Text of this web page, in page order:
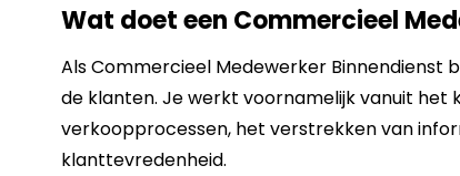
Wat doet een Commercieel
Als Commercieel Medewerker Binnendienst
de klanten. Je werkt voornamelijk vanuit
verkoopprocessen, het verstrekken van
klanttevredenheid.